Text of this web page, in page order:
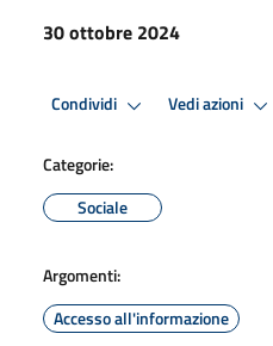
30 ottobre 2024
Condividi Vedi azioni
Categorie:
Sociale
Argomenti:
Accesso all'informazione